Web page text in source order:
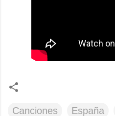
Canciones España